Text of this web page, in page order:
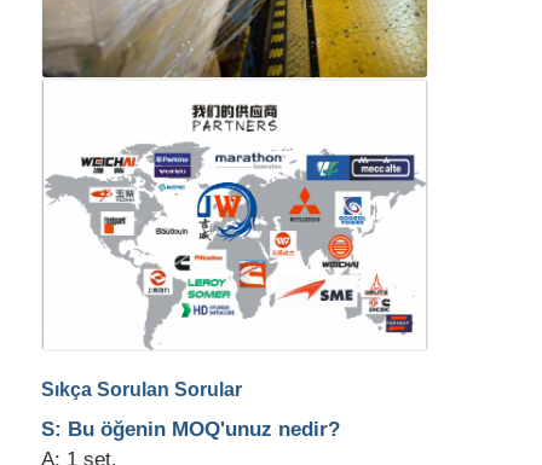
Sıkça Sorulan Sorular
S: Bu öğenin MOQ'unuz nedir?
A: 1 set.